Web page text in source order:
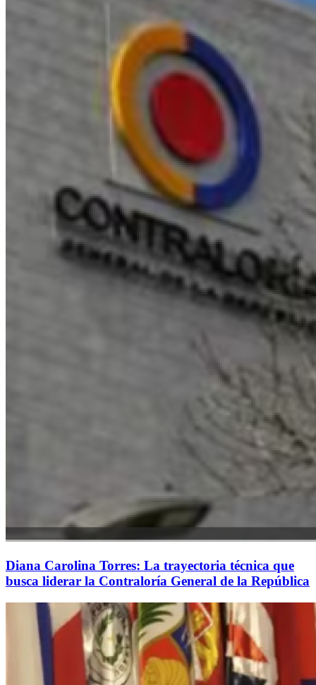
Diana Carolina Torres: La trayectoria técnica que
busca liderar la Contraloría General de la República